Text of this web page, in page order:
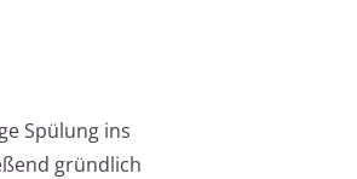
Spülung ins
gründlich